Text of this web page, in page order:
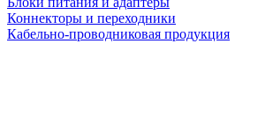
Коннекторы и переходники
Кабельно-проводниковая продукция